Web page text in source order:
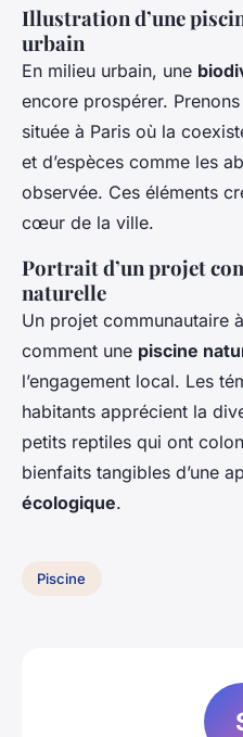
Illustration d’une
urbain
En milieu urbain, une
encore prospérer.
située à Paris où la
et d’espèces comme les
observée. Ces éléments
cœur de la ville.
Portrait d’un projet
naturelle
Un projet communautaire
comment une piscine
l’engagement local. Les
habitants apprécient la
petits reptiles qui ont
bienfaits tangibles d’une
écologique.
Piscine